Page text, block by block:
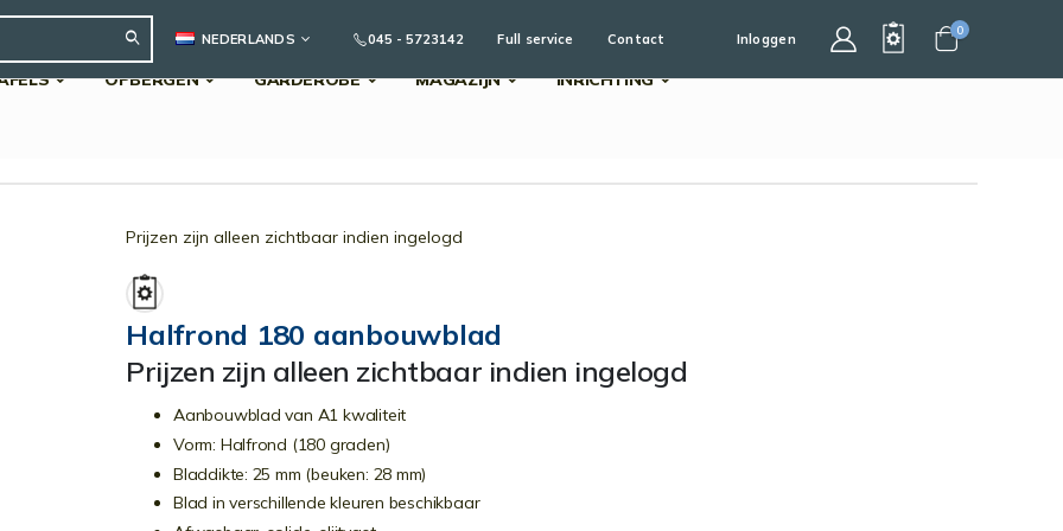
Search
TAALNEDERLANDS 045 - 5723142 Full service Contact Inloggen
Cart
0
OPBERGEN GARDEROBE MAGAZIJN INRICHTING
Halfrond 180 aanbouwblad
Prijzen zijn alleen zichtbaar indien ingelogd
Aanbouwblad van A1 kwaliteit
Vorm: Halfrond (180 graden)
Bladdikte: 25 mm (beuken: 28 mm)
Blad in verschillende kleuren beschikbaar
Prijzen zijn alleen zichtbaar indien ingelogd